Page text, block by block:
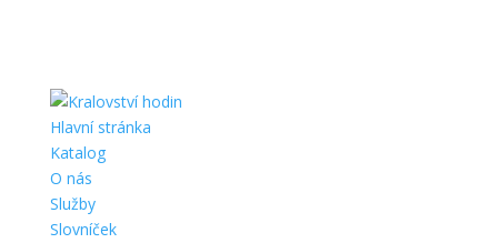
Hlavní stránka
Katalog
O nás
Služby
Slovníček